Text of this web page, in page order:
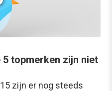
topmerken zijn niet
zijn er nog steeds